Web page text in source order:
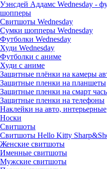
Уэнсдей Аддамс Wednesday -
шопперы
Свитшоты Wednesday
Сумки шопперы Wednesday
Футболки Wednesday
Худи Wednesday
Футболки с аниме
Худи с аниме
Защитные плёнки на камеры
Защитные пленки на планшеты
Защитные пленки на смарт
Защитные пленки на телефоны
Наклейки на авто, интерьерные
Носки
Свитшоты
Cвитшоты Hello Kitty
Женские свитшоты
Именные свитшоты
Мужские свитшоты